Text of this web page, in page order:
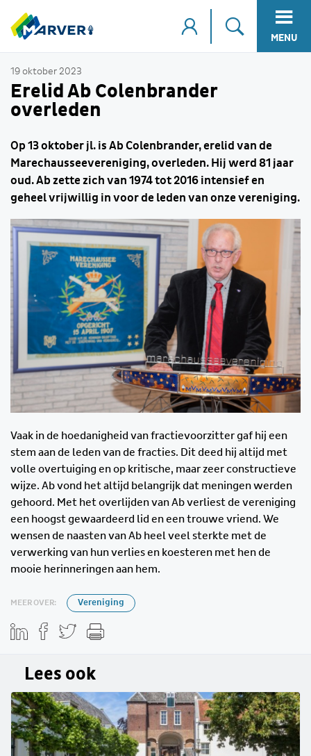
MENU
19 oktober 2023
Erelid Ab Colenbrander
overleden
Op 13 oktober jl. is Ab Colenbrander, erelid van de
Marechausseevereniging, overleden. Hij werd 81 jaar
oud. Ab zette zich van 1974 tot 2016 intensief en
geheel vrijwillig in voor de leden van onze vereniging.
Vaak in de hoedanigheid van fractievoorzitter gaf hij een
stem aan de leden van de fracties. Dit deed hij altijd met
volle overtuiging en op kritische, maar zeer constructieve
wijze. Ab vond het altijd belangrijk dat meningen werden
gehoord. Met het overlijden van Ab verliest de vereniging
een hoogst gewaardeerd lid en een trouwe vriend. We
wensen de naasten van Ab heel veel sterkte met de
verwerking van hun verlies en koesteren met hen de
mooie herinneringen aan hem.
MEER OVER: Vereniging
Lees ook